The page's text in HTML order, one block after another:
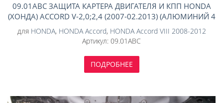
09.01ABC ЗАЩИТА КАРТЕРА ДВИГАТЕЛЯ И КПП HONDA
(ХОНДА) ACCORD V-2,0;2,4 (2007-02.2013) (АЛЮМИНИЙ 4
ММ)
для HONDA, HONDA Accord, HONDA Accord VIII 2008-2012
Артикул: 09.01ABC
ПОДРОБНЕЕ